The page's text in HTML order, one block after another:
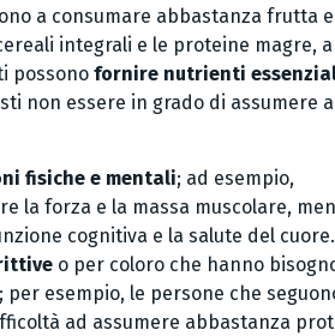
a consumare abbastanza frutta e
integrali e le proteine magre, a
possono fornire nutrienti
non essere in grado di assumere a
fisiche e mentali; ad esempio,
la forza e la massa muscolare,
cognitiva e la salute del cuore.
o per coloro che hanno
esempio, le persone che
ad assumere abbastanza